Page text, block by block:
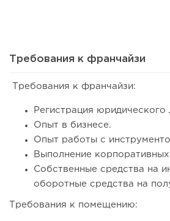
Требования к франчайзи
Требования к франчайзи:
Регистрация юридического
Опыт в бизнесе.
Опыт работы с
Выполнение корпоративных
Собственные средства на
оборотные средства на
Требования к помещению: